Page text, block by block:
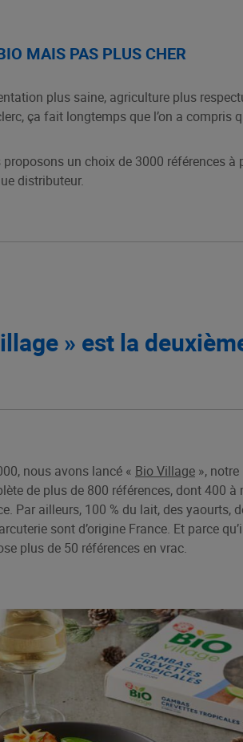
MAIS PAS PLUS CHER
plus saine, agriculture plus
ça fait longtemps que l’on a compris
proposons un choix de 3000 références
distributeur.
» est la
nous avons lancé « Bio Village »,
de plus de 800 références, dont 400
Par ailleurs, 100 % du lait, des
sont d’origine France. Et parce
plus de 50 références en vrac.